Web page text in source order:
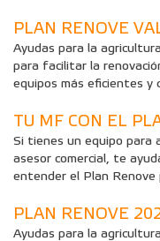
PLAN RENOVE
Ayudas para la
para facilitar la
equipos más eficientes y
TU MF CON EL
Si tienes un equipo para
asesor comercial, te
entender el Plan Renove
PLAN RENOVE
Ayudas para la